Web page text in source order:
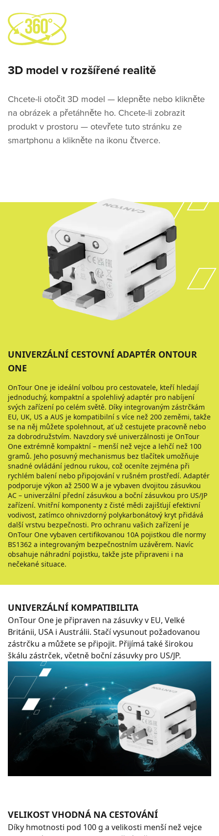
3D model v rozšířené realitě
Chcete-li otočit 3D model — klepněte nebo klikněte
na obrázek a přetáhněte ho. Chcete-li zobrazit
produkt v prostoru — otevřete tuto stránku ze
smartphonu a klikněte na ikonu čtverce.
UNIVERZÁLNÍ CESTOVNÍ ADAPTÉR ONTOUR
ONE
OnTour One je ideální volbou pro cestovatele, kteří hledají
jednoduchý, kompaktní a spolehlivý adaptér pro nabíjení
svých zařízení po celém světě. Díky integrovaným zástrčkám
EU, UK, US a AUS je kompatibilní s více než 200 zeměmi, takže
se na něj můžete spolehnout, ať už cestujete pracovně nebo
za dobrodružstvím. Navzdory své univerzálnosti je OnTour
One extrémně kompaktní – menší než vejce a lehčí než 100
gramů. Jeho posuvný mechanismus bez tlačítek umožňuje
snadné ovládání jednou rukou, což oceníte zejména při
rychlém balení nebo připojování v rušném prostředí. Adaptér
podporuje výkon až 2500 W a je vybaven dvojitou zásuvkou
AC – univerzální přední zásuvkou a boční zásuvkou pro US/JP
zařízení. Vnitřní komponenty z čisté mědi zajišťují efektivní
vodivost, zatímco ohnivzdorný polykarbonátový kryt přidává
další vrstvu bezpečnosti. Pro ochranu vašich zařízení je
OnTour One vybaven certifikovanou 10A pojistkou dle normy
BS1362 a integrovaným bezpečnostním uzávěrem. Navíc
obsahuje náhradní pojistku, takže jste připraveni i na
nečekané situace.
UNIVERZÁLNÍ KOMPATIBILITA
OnTour One je připraven na zásuvky v EU, Velké
Británii, USA i Austrálii. Stačí vysunout požadovanou
zástrčku a můžete se připojit. Přijímá také širokou
škálu zástrček, včetně boční zásuvky pro US/JP.
VELIKOST VHODNÁ NA CESTOVÁNÍ
Díky hmotnosti pod 100 g a velikosti menší než vejce